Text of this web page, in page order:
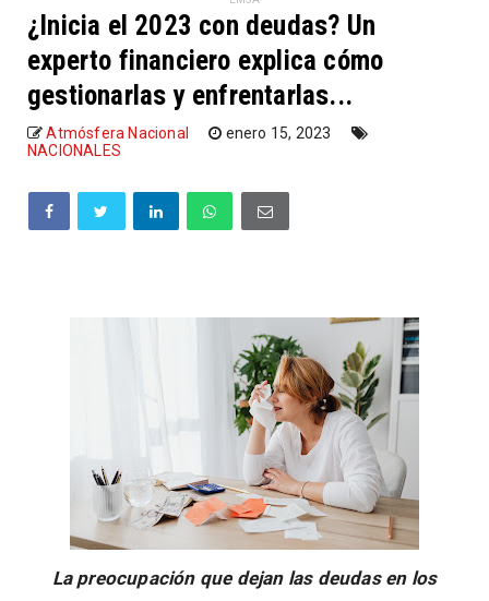
¿Inicia el 2023 con deudas? Un
experto financiero explica cómo
gestionarlas y enfrentarlas...
Atmósfera Nacional
enero 15, 2023
NACIONALES
La preocupación que dejan las deudas en los